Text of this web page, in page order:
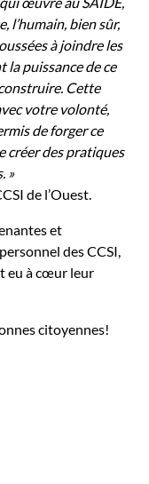
l’humain, bien sûr,
à joindre les
la puissance de ce
Cette
votre volonté,
de forger ce
créer des pratiques
»
de l’Ouest.
et
des CCSI,
eu à cœur leur
citoyennes!